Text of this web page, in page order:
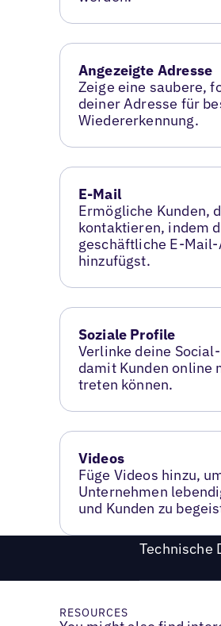
Angezeigte Adresse
Zeige eine saubere,
deiner Adresse für
Wiedererkennung.
E-Mail
Ermögliche Kunden,
kontaktieren, indem
geschäftliche E-
hinzufügst.
Soziale Profile
Verlinke deine
damit Kunden online
treten können.
Videos
Füge Videos hinzu,
Unternehmen
und Kunden zu
Technische
RESOURCES